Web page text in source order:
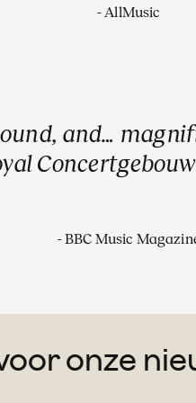
AllMusic
and…
BBC Music
onze